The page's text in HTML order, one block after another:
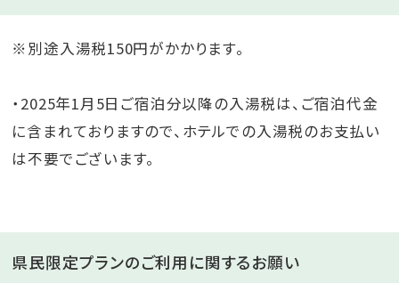
※別途入湯税150円がかかります。
・2025年1月5日ご宿泊分以降の入湯税は、ご宿泊代金
に含まれておりますので、ホテルでの入湯税のお支払い
は不要でございます。​
県民限定プランのご利用に関するお願い